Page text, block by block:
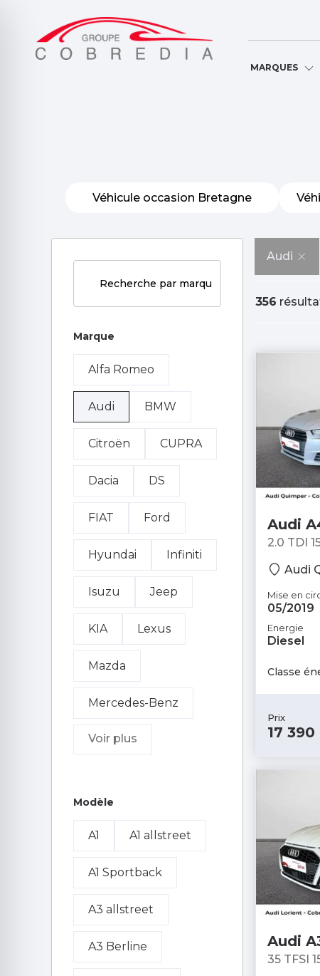
NOS MARQUES
Véhicule occasion Bretagne
Marque
Alfa Romeo
Audi BMW
Citroën CUPRA
Dacia DS
FIAT Ford
Hyundai Infiniti
Isuzu Jeep
KIA Lexus
Mazda
Mercedes-Benz
MG
Voir plus
Modèle
A1 A1 allstreet
A1 Sportback
A3 allstreet
A3 Berline
Audi
356
Audi
2.0 TDI
Audi
Mise en
05/2019
Energie
Diesel
Classe
Prix
17
Audi
35 TFSI